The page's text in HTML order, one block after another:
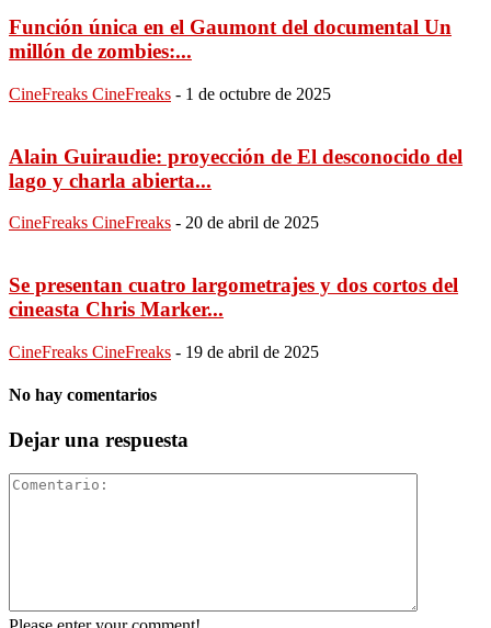
Función única en el Gaumont del documental Un
millón de zombies:...
CineFreaks CineFreaks - 1 de octubre de 2025
Alain Guiraudie: proyección de El desconocido del
lago y charla abierta...
CineFreaks CineFreaks - 20 de abril de 2025
Se presentan cuatro largometrajes y dos cortos del
cineasta Chris Marker...
CineFreaks CineFreaks - 19 de abril de 2025
No hay comentarios
Dejar una respuesta